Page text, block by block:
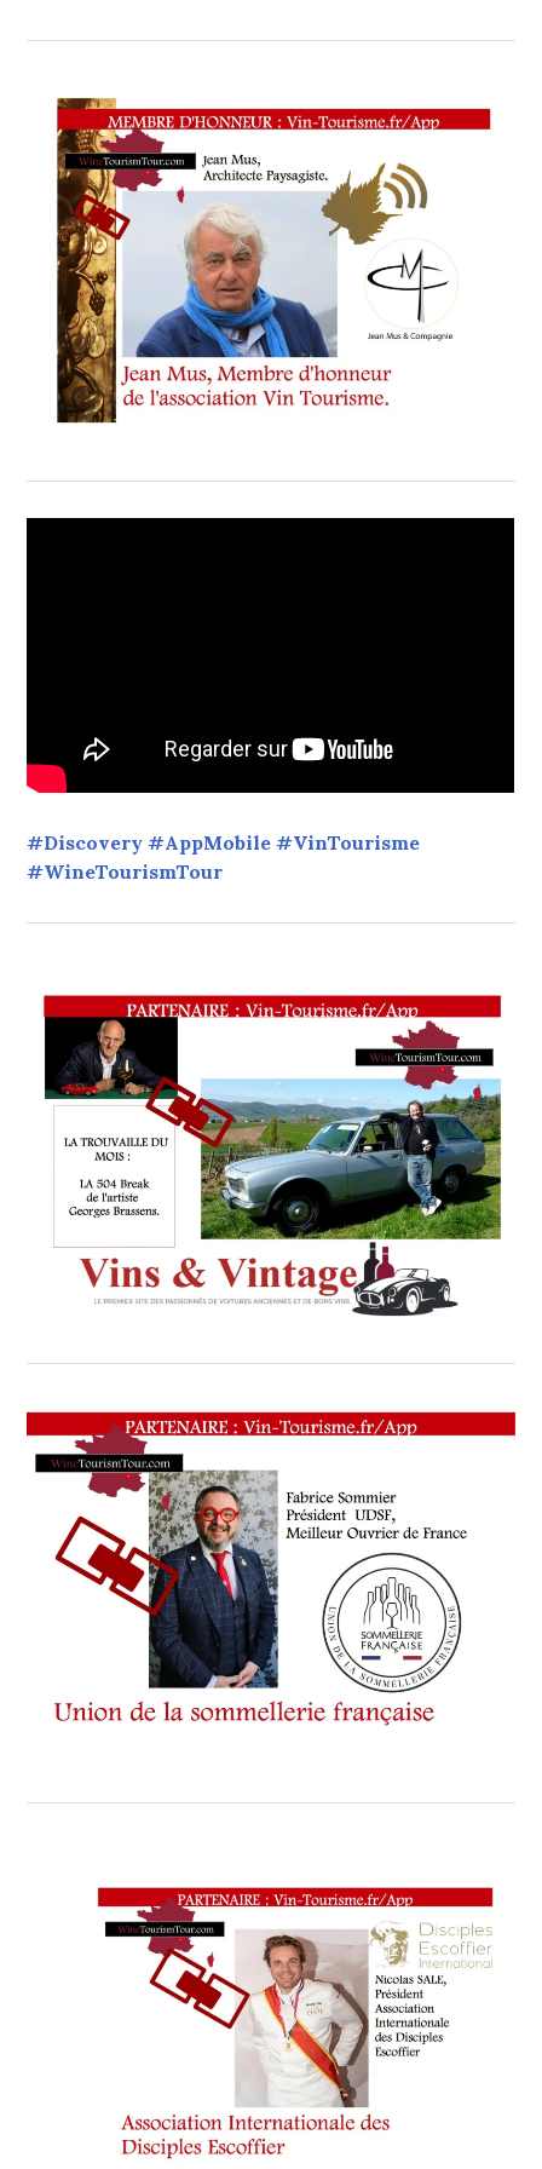
#Discovery #AppMobile #VinTourisme
#WineTourismTour